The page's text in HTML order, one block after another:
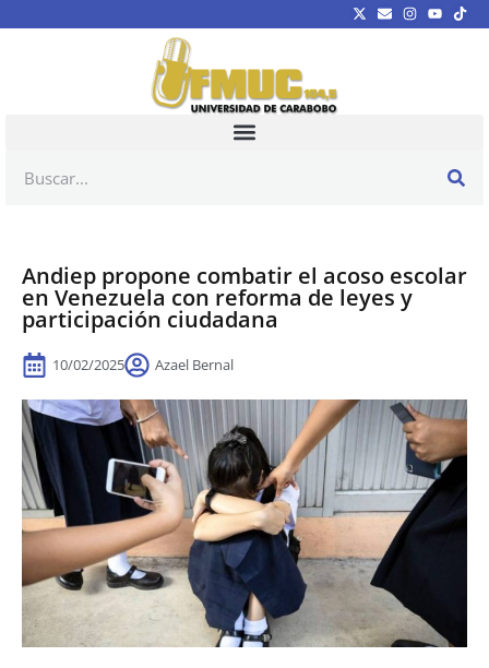
Andiep propone combatir el acoso escolar
en Venezuela con reforma de leyes y
participación ciudadana
10/02/2025 Azael Bernal